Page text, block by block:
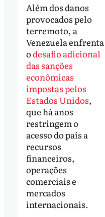
Além dos danos
provocados pelo
terremoto, a
Venezuela enfrenta
odesafio adicional
das sanções
econômicas
impostas pelos
Estados Unidos,
que há anos
restringem o
acesso do país a
recursos
financeiros,
operações
comerciais e
mercados
internacionais.